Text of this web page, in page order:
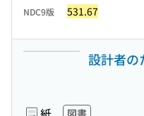
NDC9版 531.67
設計者の
図書